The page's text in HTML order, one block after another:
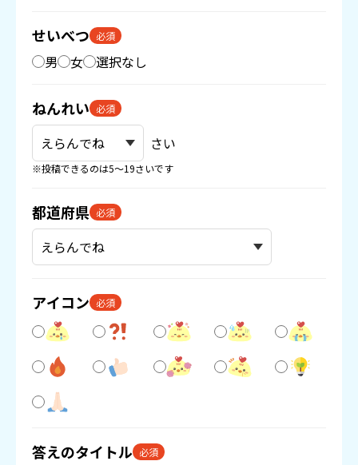
せいべつ 必須
男 女 選択なし
ねんれい 必須
さい
※投稿できるのは5〜19さいです
都道府県 必須
アイコン 必須
答えのタイトル 必須